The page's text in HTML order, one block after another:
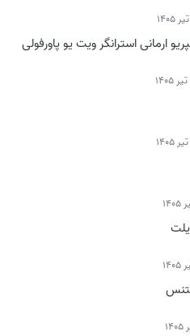
ارمانی استرانگر ویت یو پاورفولی